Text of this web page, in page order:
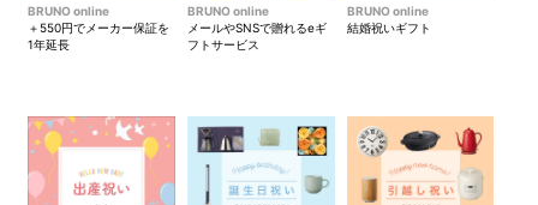
BRUNO online
＋550円でメーカー保証を
1年延長
BRUNO online
メールやSNSで贈れるeギ
フトサービス
BRUNO online
結婚祝いギフト